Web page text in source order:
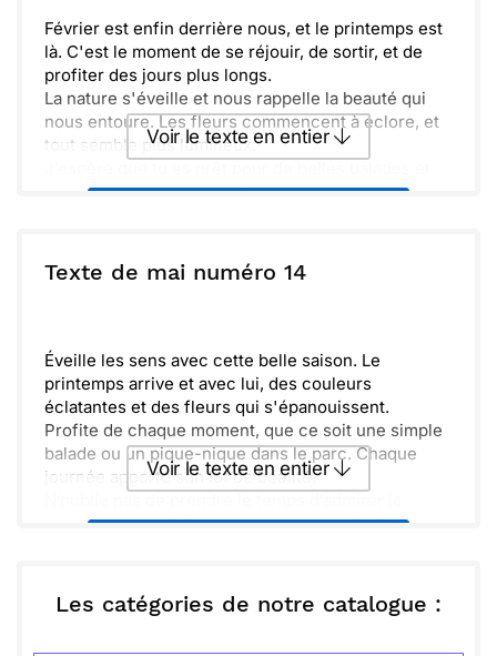
Février est enfin derrière nous, et le printemps est
là. C'est le moment de se réjouir, de sortir, et de
profiter des jours plus longs.
La nature s'éveille et nous rappelle la beauté qui
nous entoure. Les fleurs commencent à éclore, et
tout semble plus lumineux.
de nouvelles aventures. Sois prêt à saisir chaque
essentiel. Profite bien de cette saison pleine de
promesses et d’émerveillement.
Voir le texte en entier
ou : Copier Recevoir par mail
Texte de mai numéro 14
Éveille les sens avec cette belle saison. Le
printemps arrive et avec lui, des couleurs
éclatantes et des fleurs qui s'épanouissent.
Profite de chaque moment, que ce soit une simple
balade ou un pique-nique dans le parc. Chaque
journée apporte son lot de beauté.
nature qui renaît. Respire profondément et savoure
aimes. Ensemble, célébrons cette belle période de
renouveau et de chaleur.
Voir le texte en entier
ou : Copier Recevoir par mail
Les catégories de notre catalogue :